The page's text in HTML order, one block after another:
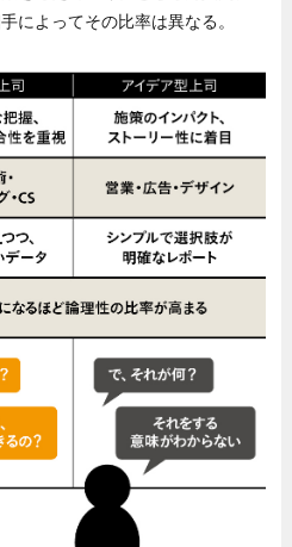
によってその比率は異なる。